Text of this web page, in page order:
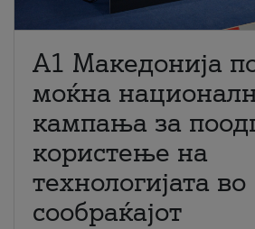
A1 Македонија
моќна
кампања за
користење на
технологијата во
сообраќајот